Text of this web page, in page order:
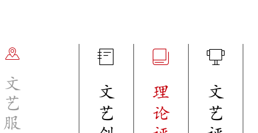
文
艺
服
文
艺
理
论
文
艺